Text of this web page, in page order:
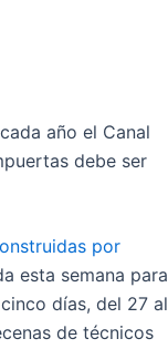
año el Canal
debe ser
por
esta semana para
días, del 27 al
de técnicos